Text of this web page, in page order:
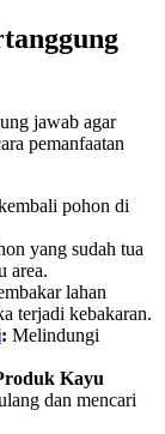
jawab agar
pemanfaatan
pohon di
yang sudah tua
area.
lahan
terjadi kebakaran.
: Melindungi
Kayu
dan mencari